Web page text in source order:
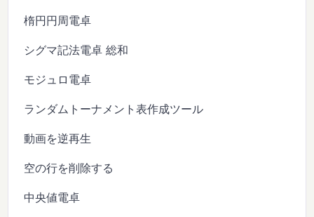
楕円円周電卓
シグマ記法電卓 総和
モジュロ電卓
ランダムトーナメント表作成ツール
動画を逆再生
空の行を削除する
中央値電卓